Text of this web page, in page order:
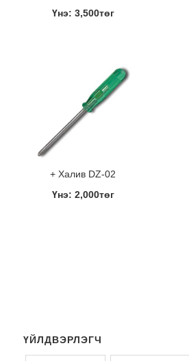
Үнэ: 3,500төг
+ Халив DZ-02
Үнэ: 2,000төг
ҮЙЛДВЭРЛЭГЧ